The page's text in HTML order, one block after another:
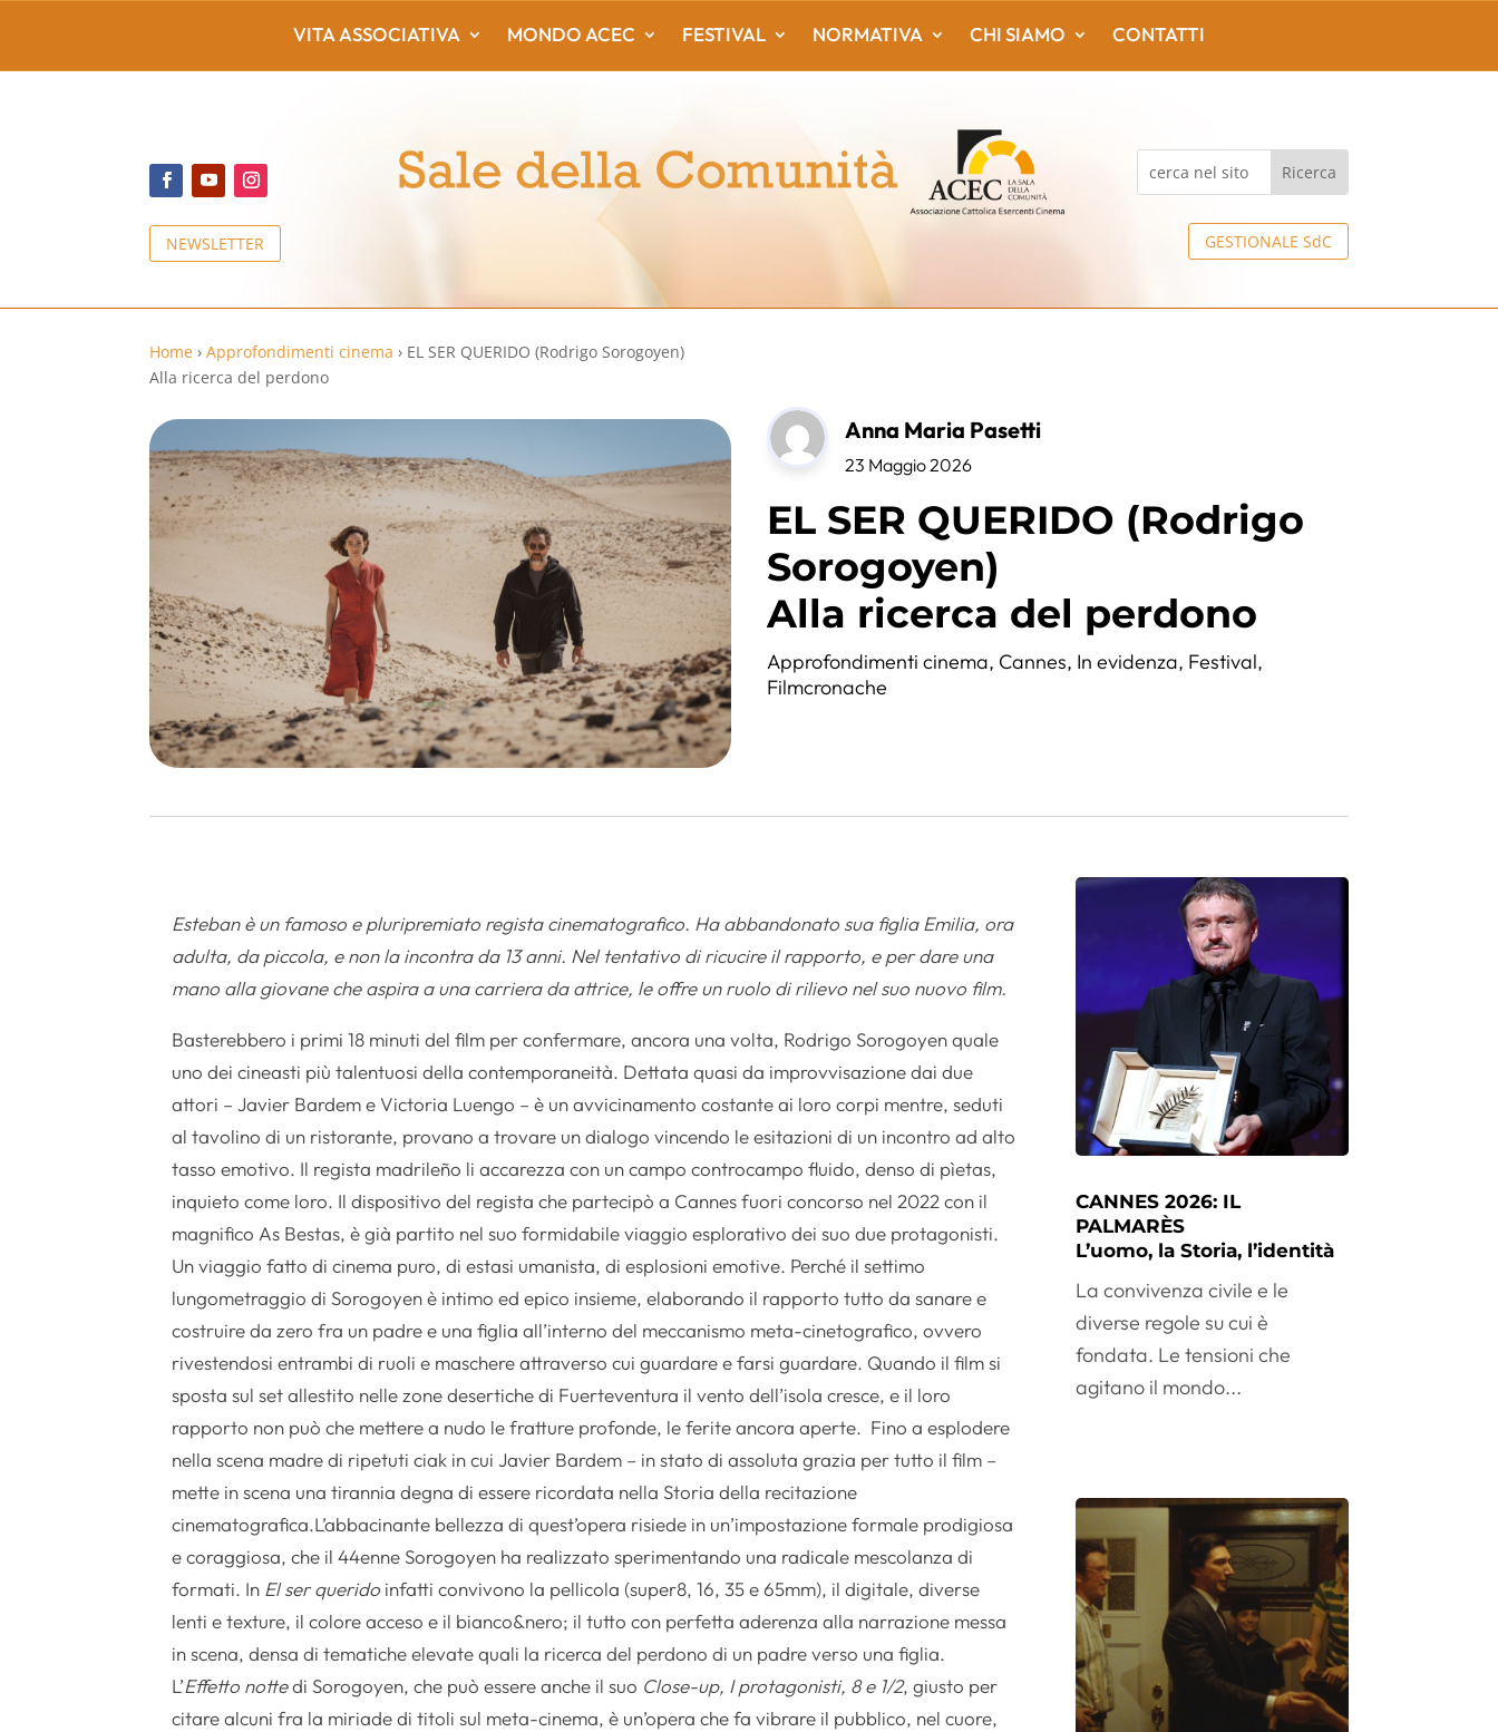
NEWSLETTER GESTIONALE SdC
VITA ASSOCIATIVA MONDO ACEC FESTIVAL NORMATIVA CHI SIAMO CONTATTI
Home › Approfondimenti cinema › EL SER QUERIDO (Rodrigo Sorogoyen)
Alla ricerca del perdono
Anna Maria Pasetti
23 Maggio 2026
EL SER QUERIDO (Rodrigo
Sorogoyen)
Alla ricerca del perdono
Approfondimenti cinema, Cannes, In evidenza, Festival,
Filmcronache
Esteban è un famoso e pluripremiato regista cinematografico. Ha abbandonato sua figlia Emilia, ora
adulta, da piccola, e non la incontra da 13 anni. Nel tentativo di ricucire il rapporto, e per dare una
mano alla giovane che aspira a una carriera da attrice, le offre un ruolo di rilievo nel suo nuovo film.
Basterebbero i primi 18 minuti del film per confermare, ancora una volta, Rodrigo Sorogoyen quale
uno dei cineasti più talentuosi della contemporaneità. Dettata quasi da improvvisazione dai due
attori – Javier Bardem e Victoria Luengo – è un avvicinamento costante ai loro corpi mentre, seduti
al tavolino di un ristorante, provano a trovare un dialogo vincendo le esitazioni di un incontro ad alto
tasso emotivo. Il regista madrileño li accarezza con un campo controcampo fluido, denso di pìetas,
inquieto come loro. Il dispositivo del regista che partecipò a Cannes fuori concorso nel 2022 con il
magnifico As Bestas, è già partito nel suo formidabile viaggio esplorativo dei suo due protagonisti.
Un viaggio fatto di cinema puro, di estasi umanista, di esplosioni emotive. Perché il settimo
lungometraggio di Sorogoyen è intimo ed epico insieme, elaborando il rapporto tutto da sanare e
costruire da zero fra un padre e una figlia all’interno del meccanismo meta-cinetografico, ovvero
rivestendosi entrambi di ruoli e maschere attraverso cui guardare e farsi guardare. Quando il film si
sposta sul set allestito nelle zone desertiche di Fuerteventura il vento dell’isola cresce, e il loro
rapporto non può che mettere a nudo le fratture profonde, le ferite ancora aperte. Fino a esplodere
nella scena madre di ripetuti ciak in cui Javier Bardem – in stato di assoluta grazia per tutto il film –
mette in scena una tirannia degna di essere ricordata nella Storia della recitazione
cinematografica.L’abbacinante bellezza di quest’opera risiede in un’impostazione formale prodigiosa
e coraggiosa, che il 44enne Sorogoyen ha realizzato sperimentando una radicale mescolanza di
formati. In El ser querido infatti convivono la pellicola (super8, 16, 35 e 65mm), il digitale, diverse
lenti e texture, il colore acceso e il bianco&nero; il tutto con perfetta aderenza alla narrazione messa
in scena, densa di tematiche elevate quali la ricerca del perdono di un padre verso una figlia.
L’Effetto nottedi Sorogoyen, che può essere anche il suo Close-up, I protagonisti, 8 e 1/2, giusto per
citare alcuni fra la miriade di titoli sul meta-cinema, è un’opera che fa vibrare il pubblico, nel cuore,
CANNES 2026: IL
PALMARÈS
L’uomo, la Storia, l’identità
La convivenza civile e le
diverse regole su cui è
fondata. Le tensioni che
agitano il mondo...